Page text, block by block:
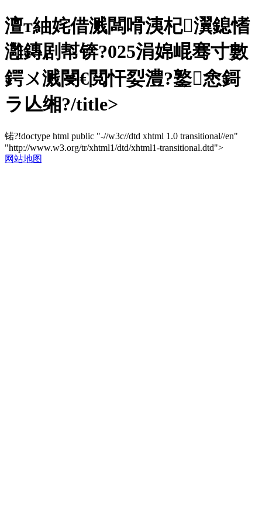
澶т紬姹借溅闆嗗洟杞瀷鎴愭
灉鏄剧幇锛?025涓婂崐骞寸數
鍔ㄨ溅閿€閲忓姴澧?鐜悆鎶
ラ亾缃?/title>
锘?!doctype html public "-//w3c//dtd xhtml 1.0 transitional//en"
"http://www.w3.org/tr/xhtml1/dtd/xhtml1-transitional.dtd">
网站地图